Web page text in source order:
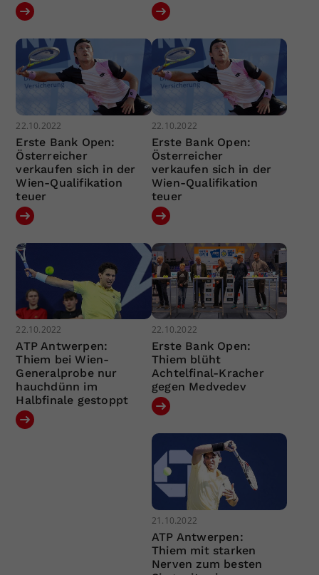
22.10.2022
Erste Bank Open:
Österreicher
verkaufen sich in der
Wien-Qualifikation
teuer
22.10.2022
Erste Bank Open:
Österreicher
verkaufen sich in der
Wien-Qualifikation
teuer
22.10.2022
ATP Antwerpen:
Thiem bei Wien-
Generalprobe nur
hauchdünn im
Halbfinale gestoppt
22.10.2022
Erste Bank Open:
Thiem blüht
Achtelfinal-Kracher
gegen Medvedev
21.10.2022
ATP Antwerpen:
Thiem mit starken
Nerven zum besten